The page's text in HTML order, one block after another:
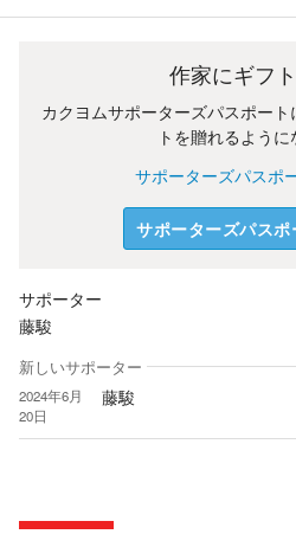
作家にギフ
カクヨムサポーターズパスポー
トを贈れるように
サポーターズパスポ
サポーターズパス
サポーター
藤駿
新しいサポーター
2024年6月
20日
藤駿